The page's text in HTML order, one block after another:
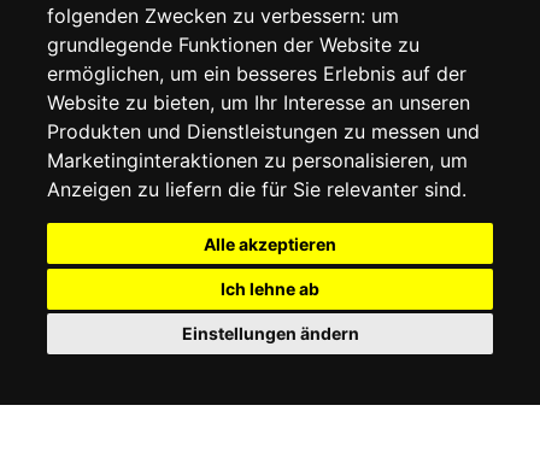
folgenden Zwecken zu verbessern: um
grundlegende Funktionen der Website zu
ermöglichen, um ein besseres Erlebnis auf der
Website zu bieten, um Ihr Interesse an unseren
Produkten und Dienstleistungen zu messen und
Marketinginteraktionen zu personalisieren, um
Anzeigen zu liefern die für Sie relevanter sind.
Alle akzeptieren
Ich lehne ab
Einstellungen ändern
MEIN KONTO
BESTELLVERLAUF
ADRESSBUCH
WUNSCHLISTE
SOCIAL
© 2026www.luxlet.com Kontaktieren Sie uns